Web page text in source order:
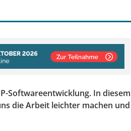
Softwareentwicklung. In diesem
die Arbeit leichter machen und